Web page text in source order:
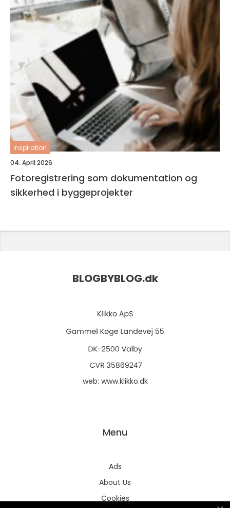
inspiration
04. April 2026
Fotoregistrering som dokumentation og
sikkerhed i byggeprojekter
BLOGBYBLOG.dk
web: www.klikko.dk
Menu
Ads
About Us
Cookies